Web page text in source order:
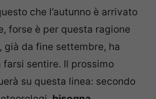
che l’autunno è arrivato
forse è per questa ragione
già da fine settembre, ha
farsi sentire. Il prossimo
su questa linea: secondo